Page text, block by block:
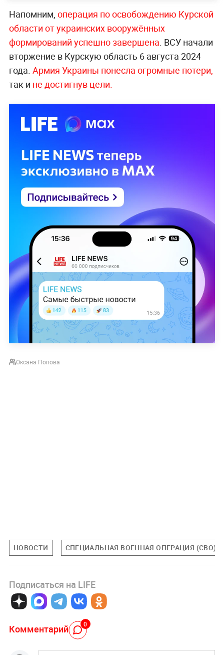
Напомним, операция по освобождению Курской
области от украинских вооружённых
формирований успешно завершена. ВСУ начали
вторжение в Курскую область 6 августа 2024
года. Армия Украины понесла огромные потери,
так и не достигнув цели.
Оксана Попова
НОВОСТИ СПЕЦИАЛЬНАЯ ВОЕННАЯ ОПЕРАЦИЯ (СВО)
Подписаться на LIFE
Комментарий 0